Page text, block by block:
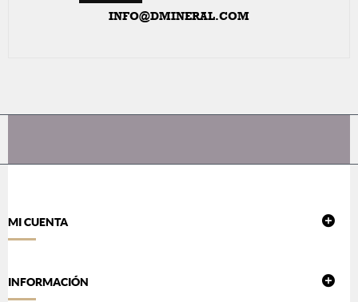
INFO@DMINERAL.COM
MI CUENTA
INFORMACIÓN